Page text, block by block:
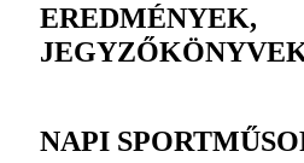
EREDMÉNYEK,
NAPI